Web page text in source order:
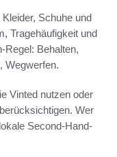
Schuhe und
Tragehäufigkeit und
Regel: Behalten,
Wegwerfen.
Vinted nutzen oder
Wer
Second-Hand-